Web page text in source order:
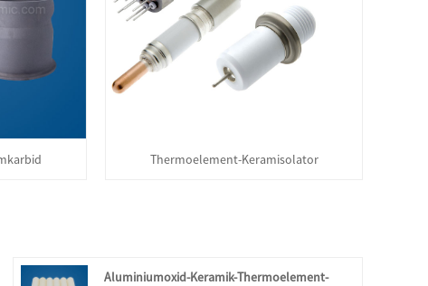
Thermoelement-Keramisolator
Aluminiumoxid-Keramik-Thermoelement-